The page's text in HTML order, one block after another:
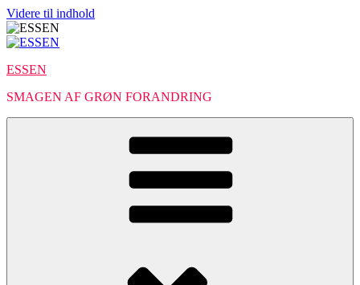
Videre til indhold
ESSEN
SMAGEN AF GRØN FORANDRING